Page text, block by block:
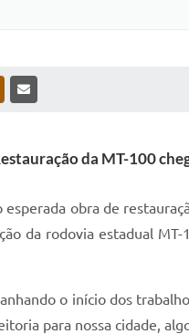
OUTRAS MÍDIAS
da MT-100
obra de
da rodovia estadual
o início dos
para nossa cidade,